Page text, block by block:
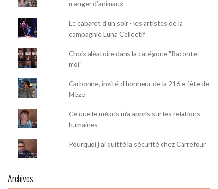
manger d’animaux
Le cabaret d'un soir - les artistes de la
compagnie Luna Collectif
Choix aléatoire dans la catégorie "Raconte-
moi"
Carbonne, invité d'honneur de la 216 e fête de
Mèze
Ce que le mépris m’a appris sur les relations
humaines
Pourquoi j'ai quitté la sécurité chez Carrefour
Archives